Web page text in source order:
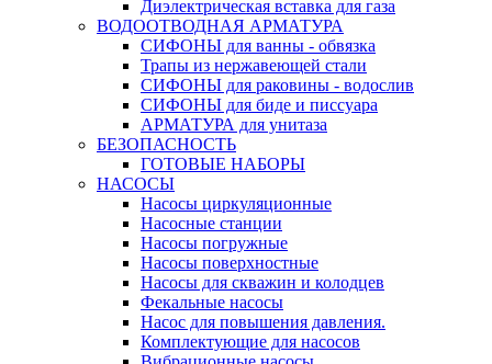
Диэлектрическая вставка для газа
ВОДООТВОДНАЯ АРМАТУРА
СИФОНЫ для ванны - обвязка
Трапы из нержавеющей стали
СИФОНЫ для раковины - водослив
СИФОНЫ для биде и писсуара
АРМАТУРА для унитаза
БЕЗОПАСНОСТЬ
ГОТОВЫЕ НАБОРЫ
НАСОСЫ
Насосы циркуляционные
Насосные станции
Насосы погружные
Насосы поверхностные
Насосы для скважин и колодцев
Фекальные насосы
Насос для повышения давления.
Комплектующие для насосов